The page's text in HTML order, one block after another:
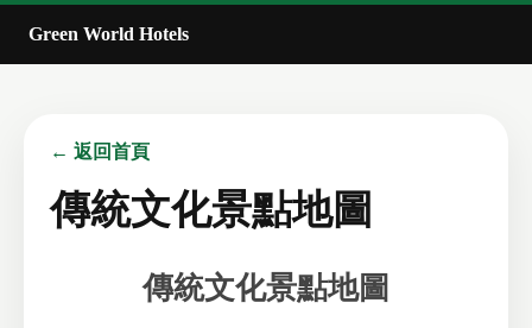
Green World Hotels
← 返回首頁
傳統文化景點地圖
傳統文化景點地圖